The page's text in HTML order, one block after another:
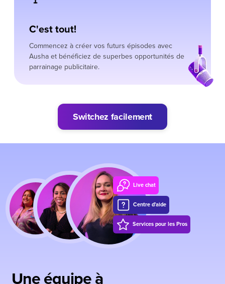
C'est tout!
Commencez à créer vos futurs épisodes avec
Ausha et bénéficiez de superbes opportunités de
parrainage publicitaire.
Switchez facilement
Une équipe à
Live chat
Centre d'aide
Services pour les Pros